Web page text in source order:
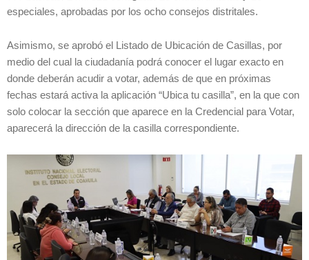
especiales, aprobadas por los ocho consejos distritales.
Asimismo, se aprobó el Listado de Ubicación de Casillas, por
medio del cual la ciudadanía podrá conocer el lugar exacto en
donde deberán acudir a votar, además de que en próximas
fechas estará activa la aplicación “Ubica tu casilla”, en la que con
solo colocar la sección que aparece en la Credencial para Votar,
aparecerá la dirección de la casilla correspondiente.